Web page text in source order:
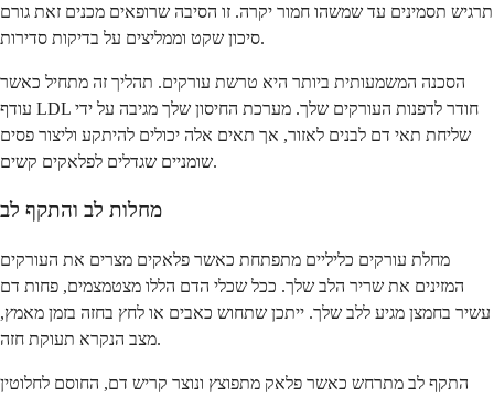
תרגיש תסמינים עד שמשהו חמור יקרה. זו הסיבה שרופאים מכנים זאת גורם
סיכון שקט וממליצים על בדיקות סדירות.
הסכנה המשמעותית ביותר היא טרשת עורקים. תהליך זה מתחיל כאשר
עודף LDL חודר לדפנות העורקים שלך. מערכת החיסון שלך מגיבה על ידי
שליחת תאי דם לבנים לאזור, אך תאים אלה יכולים להיתקע וליצור פסים
שומניים שגדלים לפלאקים קשים.
מחלות לב והתקף לב
מחלת עורקים כליליים מתפתחת כאשר פלאקים מצרים את העורקים
המזינים את שריר הלב שלך. ככל שכלי הדם הללו מצטמצמים, פחות דם
עשיר בחמצן מגיע ללב שלך. ייתכן שתחוש כאבים או לחץ בחזה בזמן מאמץ,
מצב הנקרא תעוקת חזה.
התקף לב מתרחש כאשר פלאק מתפוצץ ונוצר קריש דם, החוסם לחלוטין